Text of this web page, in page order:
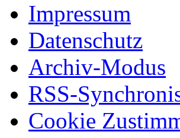
Impressum
Datenschutz
Archiv-Modus
RSS-
Cookie